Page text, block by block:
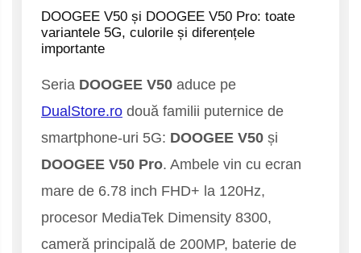
Telefoane mobile ALTE BRANDURI
DOOGEE V50 și DOOGEE V50 Pro: toate
variantele 5G, culorile și diferențele
importante
Seria DOOGEE V50 aduce pe
DualStore.ro două familii puternice de
smartphone-uri 5G: DOOGEE V50 și
DOOGEE V50 Pro. Ambele vin cu ecran
mare de 6.78 inch FHD+ la 120Hz,
procesor MediaTek Dimensity 8300,
cameră principală de 200MP, baterie de